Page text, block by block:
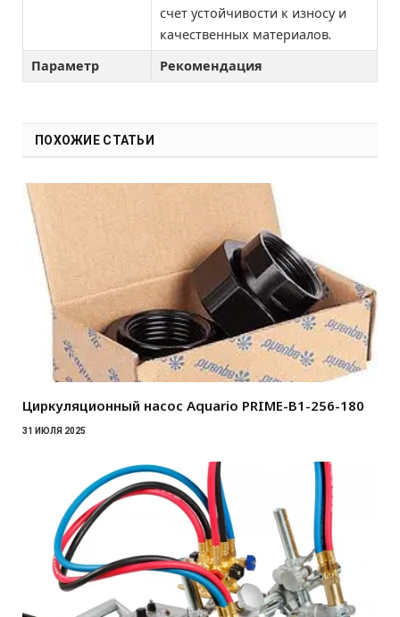
счет устойчивости к износу и
качественных материалов.
Параметр Рекомендация
ПОХОЖИЕ СТАТЬИ
Циркуляционный насос Aquario PRIME-B1-256-180
31 ИЮЛЯ 2025